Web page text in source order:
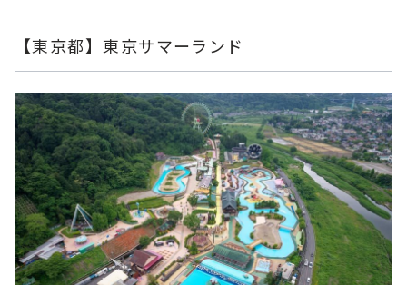
【東京都】東京サマーランド